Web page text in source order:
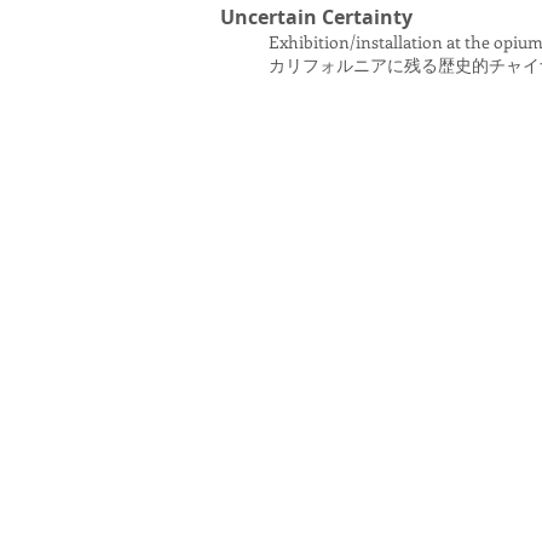
Uncertain Certainty
Exhibition/installationat the
カリフォルニアに残る歴史的チャ